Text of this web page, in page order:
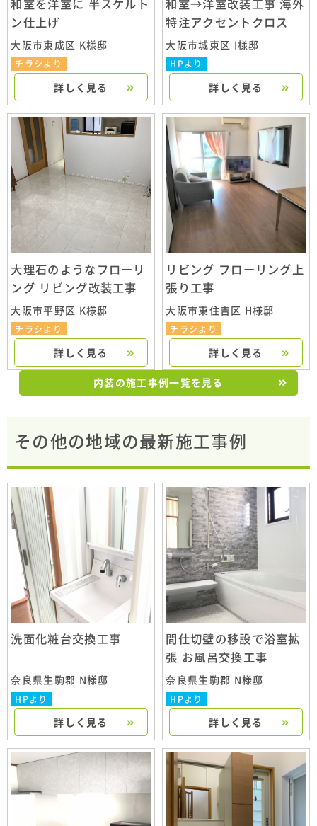
和室を洋室に 半スケルト
ン仕上げ
大阪市東成区 K様邸
チラシより
詳しく見る
和室→洋室改装工事 海外
特注アクセントクロス
大阪市城東区 I様邸
HPより
詳しく見る
大理石のようなフローリ
ング リビング改装工事
大阪市平野区 K様邸
チラシより
詳しく見る
リビング フローリング上
張り工事
大阪市東住吉区 H様邸
チラシより
詳しく見る
内装の施工事例一覧を見る
その他の地域の最新施工事例
洗面化粧台交換工事
奈良県生駒郡 N様邸
HPより
詳しく見る
間仕切壁の移設で浴室拡
張 お風呂交換工事
奈良県生駒郡 N様邸
HPより
詳しく見る